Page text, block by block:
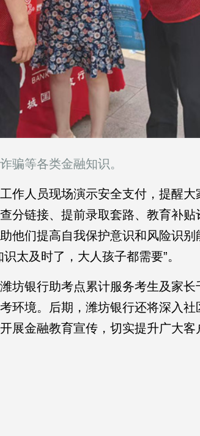
骗等各类金融知识。
人员现场演示安全支付，提醒大
分链接、提前录取套路、教育补贴
他们提高自我保护意识和风险识
太及时了，大人孩子都需要”。
银行助考点累计服务考生及家长
环境。后期，潍坊银行还将深入
展金融教育宣传，切实提升广大